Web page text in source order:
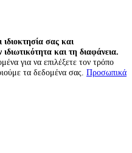
ιδιοκτησία σας και
και τη διαφάνεια.
για να επιλέξετε τον τρόπο
τα δεδομένα σας. Προσωπικά